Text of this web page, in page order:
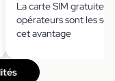
La carte SIM gratuite ?
opérateurs sont les
cet avantage